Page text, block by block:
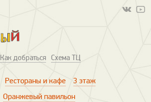
Как добраться Схема ТЦ
Рестораны и кафе
3 этаж
Оранжевый павильон